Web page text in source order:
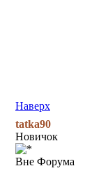
Наверх
tatka90
Новичок
Вне Форума